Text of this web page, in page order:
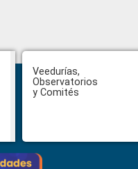
Veedurías,
Observatorios
y Comités